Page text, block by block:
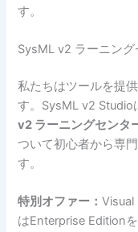
す。
SysML v2 ラーニン
私たちはツールを提
す。SysML v2 Studio
v2 ラーニングセンタ
ついて初心者から専
す。
特別オファー：Visual
はEnterprise Edition